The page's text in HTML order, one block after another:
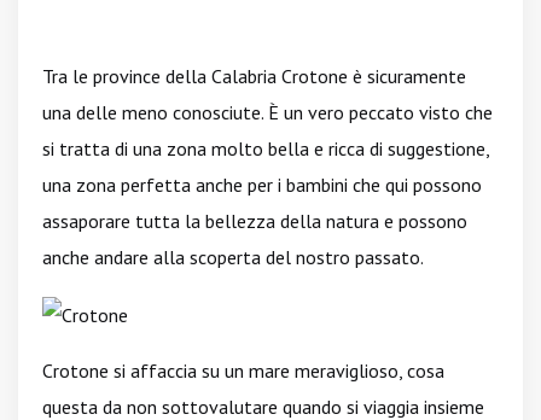
Tra le province della Calabria Crotone è sicuramente
una delle meno conosciute. È un vero peccato visto che
si tratta di una zona molto bella e ricca di suggestione,
una zona perfetta anche per i bambini che qui possono
assaporare tutta la bellezza della natura e possono
anche andare alla scoperta del nostro passato.
Crotone si affaccia su un mare meraviglioso, cosa
questa da non sottovalutare quando si viaggia insieme